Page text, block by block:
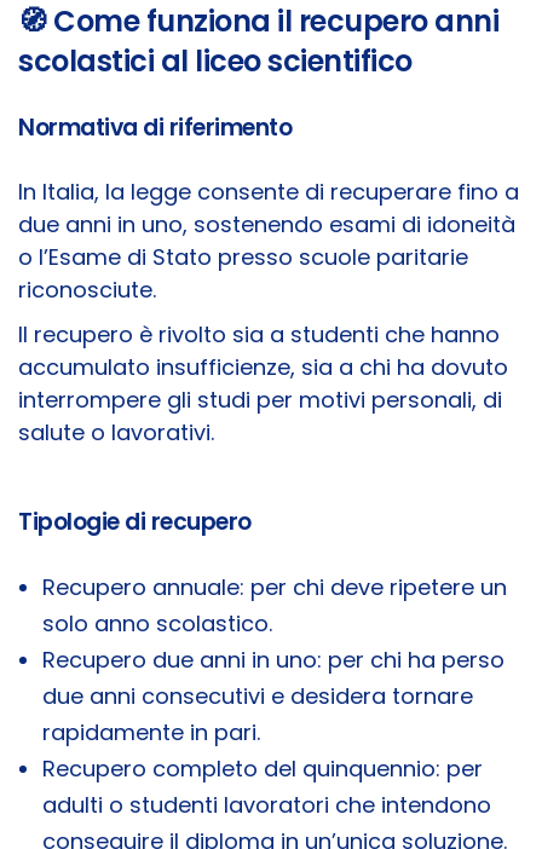
🧭 Come funziona il recupero anni
scolastici al liceo scientifico
Normativa di riferimento
In Italia, la legge consente di recuperare fino a
due anni in uno, sostenendo esami di idoneità
o l’Esame di Stato presso scuole paritarie
riconosciute.
Il recupero è rivolto sia a studenti che hanno
accumulato insufficienze, sia a chi ha dovuto
interrompere gli studi per motivi personali, di
salute o lavorativi.
Tipologie di recupero
Recupero annuale: per chi deve ripetere un
solo anno scolastico.
Recupero due anni in uno: per chi ha perso
due anni consecutivi e desidera tornare
rapidamente in pari.
Recupero completo del quinquennio: per
adulti o studenti lavoratori che intendono
conseguire il diploma in un’unica soluzione.